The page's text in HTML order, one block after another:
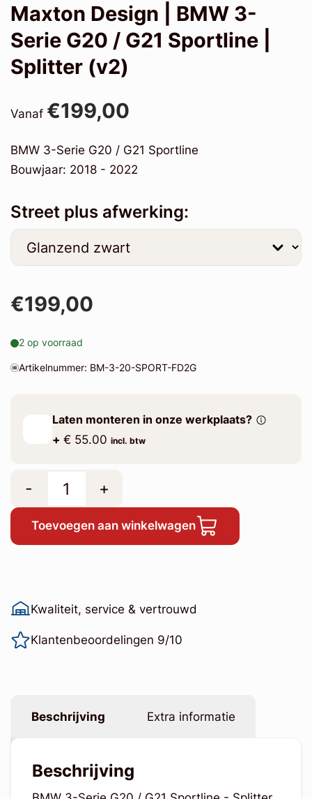
Maxton Design | BMW 3-
Serie G20 / G21 Sportline |
Splitter (v2)
Vanaf €199,00
BMW 3-Serie G20 / G21 Sportline
Bouwjaar: 2018 - 2022
Street plus afwerking:
€199,00
2 op voorraad
Artikelnummer: BM-3-20-SPORT-FD2G
Laten monteren in onze werkplaats?
+ € 55.00 incl. btw
- +
Toevoegen aan winkelwagen
Kwaliteit, service & vertrouwd
Klantenbeoordelingen 9/10
Beschrijving Extra informatie
Beschrijving